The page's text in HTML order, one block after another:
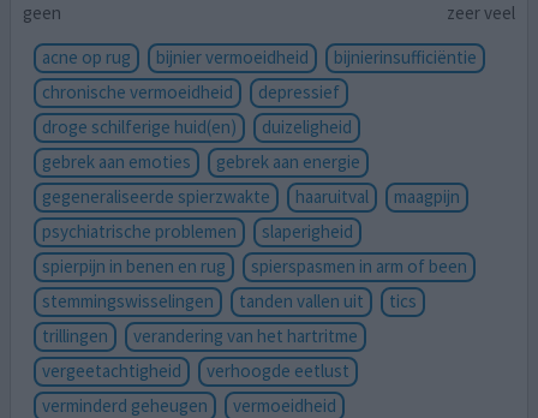
geen
zeer veel
acne op rug
bijnier vermoeidheid
bijnierinsufficiëntie
chronische vermoeidheid
depressief
droge schilferige huid(en)
duizeligheid
gebrek aan emoties
gebrek aan energie
gegeneraliseerde spierzwakte
haaruitval
maagpijn
psychiatrische problemen
slaperigheid
spierpijn in benen en rug
spierspasmen in arm of been
stemmingswisselingen
tanden vallen uit
tics
trillingen
verandering van het hartritme
vergeetachtigheid
verhoogde eetlust
verminderd geheugen
vermoeidheid